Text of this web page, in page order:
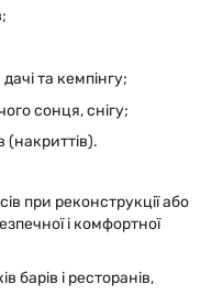
та кемпінгу;
сонця, снігу;
при реконструкції або
і комфортної
барів і ресторанів,